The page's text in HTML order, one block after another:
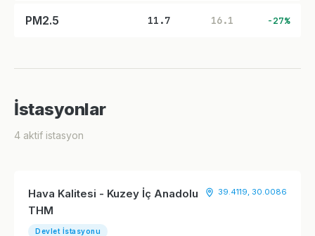
PM2.5 11.7 16.1 -27%
İstasyonlar
4 aktif istasyon
Hava Kalitesi - Kuzey İç Anadolu
THM
Devlet İstasyonu
39.4119, 30.0086